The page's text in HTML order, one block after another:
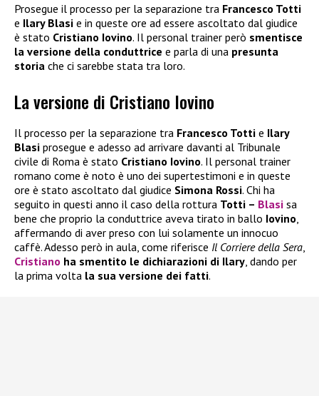
Prosegue il processo per la separazione tra Francesco Totti
e Ilary Blasi e in queste ore ad essere ascoltato dal giudice
è stato Cristiano Iovino. Il personal trainer però smentisce
la versione della conduttrice e parla di una presunta
storia che ci sarebbe stata tra loro.
La versione di Cristiano Iovino
Il processo per la separazione tra Francesco Totti e Ilary
Blasi prosegue e adesso ad arrivare davanti al Tribunale
civile di Roma è stato Cristiano Iovino. Il personal trainer
romano come è noto è uno dei supertestimoni e in queste
ore è stato ascoltato dal giudice Simona Rossi. Chi ha
seguito in questi anno il caso della rottura Totti – Blasi sa
bene che proprio la conduttrice aveva tirato in ballo Iovino,
affermando di aver preso con lui solamente un innocuo
caffè. Adesso però in aula, come riferisce Il Corriere della Sera,
Cristiano ha smentito le dichiarazioni di Ilary, dando per
la prima volta la sua versione dei fatti.